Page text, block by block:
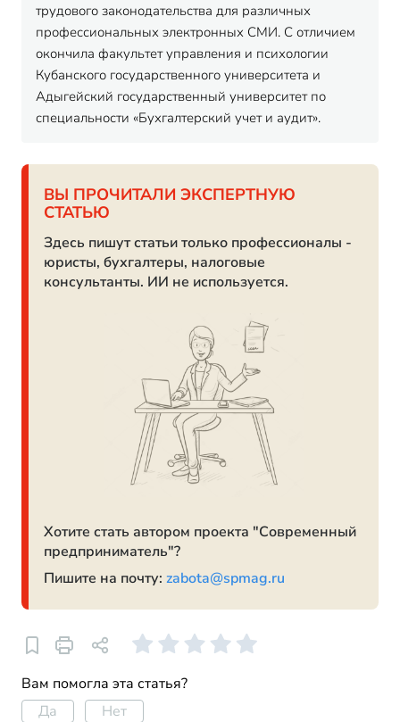
трудового законодательства для различных
профессиональных электронных СМИ. С отличием
окончила факультет управления и психологии
Кубанского государственного университета и
Адыгейский государственный университет по
специальности «Бухгалтерский учет и аудит».
ВЫ ПРОЧИТАЛИ ЭКСПЕРТНУЮ
СТАТЬЮ
Здесь пишут статьи только профессионалы -
юристы, бухгалтеры, налоговые
консультанты. ИИ не используется.
Хотите стать автором проекта "Современный
предприниматель"?
Пишите на почту: zabota@spmag.ru
Вам помогла эта статья?
Да
Нет